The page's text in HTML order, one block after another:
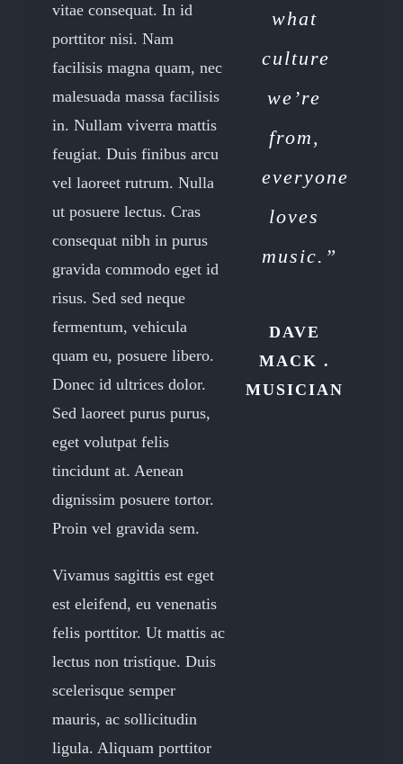
vitae consequat. In id
porttitor nisi. Nam
facilisis magna quam, nec
malesuada massa facilisis
in. Nullam viverra mattis
feugiat. Duis finibus arcu
vel laoreet rutrum. Nulla
ut posuere lectus. Cras
consequat nibh in purus
gravida commodo eget id
risus. Sed sed neque
fermentum, vehicula
quam eu, posuere libero.
Donec id ultrices dolor.
Sed laoreet purus purus,
eget volutpat felis
tincidunt at. Aenean
dignissim posuere tortor.
Proin vel gravida sem.
Vivamus sagittis est eget
est eleifend, eu venenatis
felis porttitor. Ut mattis ac
lectus non tristique. Duis
scelerisque semper
mauris, ac sollicitudin
ligula. Aliquam porttitor
what
culture
we’re
from,
everyone
loves
music.”
DAVE
MACK .
MUSICIAN